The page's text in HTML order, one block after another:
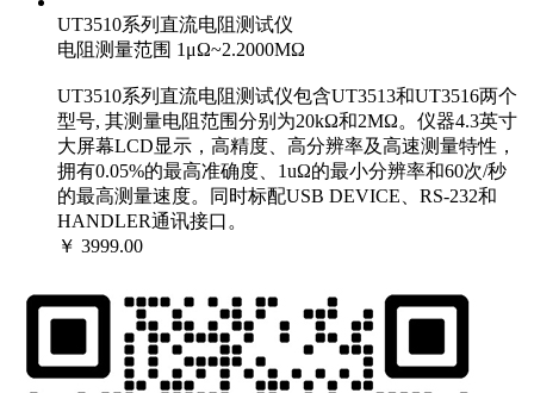
UT3510系列直流电阻测试仪
电阻测量范围 1μΩ~2.2000MΩ
UT3510系列直流电阻测试仪包含UT3513和UT3516两个
型号, 其测量电阻范围分别为20kΩ和2MΩ。仪器4.3英寸
大屏幕LCD显示，高精度、高分辨率及高速测量特性，
拥有0.05%的最高准确度、1uΩ的最小分辨率和60次/秒
的最高测量速度。同时标配USB DEVICE、RS-232和
HANDLER通讯接口。
￥ 3999.00